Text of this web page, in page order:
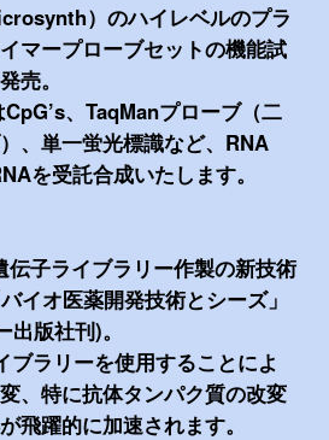
）のハイレベルのプラ
マープローブセットの機能試
売。
、TaqManプローブ（二
、単一蛍光標識など、RNA
を受託合成いたします。
子ライブラリー作製の新技術
イオ医薬開発技術とシーズ」
版社刊)。
ブラリーを使用することによ
、特に抗体タンパク質の改変
飛躍的に加速されます。